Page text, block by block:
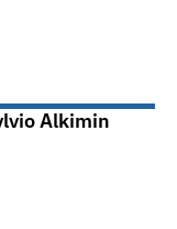
Alkimin